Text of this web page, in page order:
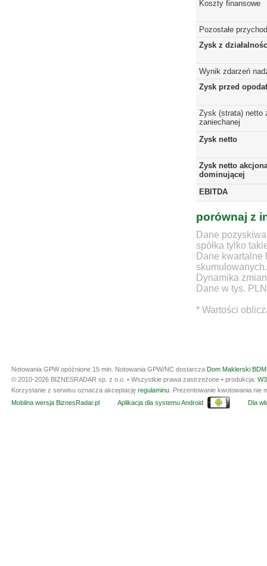
Koszty finansowe
Pozostałe
Zysk z
Wynik zdarzeń
Zysk przed
Zysk (strata) netto
zaniechanej
Zysk netto
Zysk netto
dominującej
EBITDA
porównaj z
Dane
spółka tylko
Dane
skumulowanych.
Dynamika
Dane w tys. PLN
* Wartości
Notowania GPW opóźnione 15 min. Notowania GPW/NC dostarcza Dom Maklerski
© 2010-2026 BIZNESRADAR sp. z o.o. • Wszystkie prawa zastrzeżone • produkcja:
Korzystanie z serwisu oznacza akceptację regulaminu . Prezentowanie kwotowania
Mobilna wersja BiznesRadar.pl
Aplikacja dla systemu Android Dla